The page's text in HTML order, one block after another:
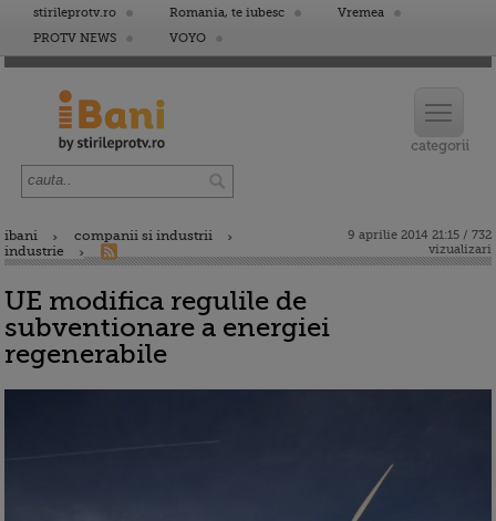
stirileprotv.ro Romania, te iubesc
Vremea
PROTV NEWS
VOYO
ibani
companii si industrii
industrie
9 aprilie 2014 21:15 / 732
vizualizari
UE modifica regulile de
subventionare a energiei
regenerabile